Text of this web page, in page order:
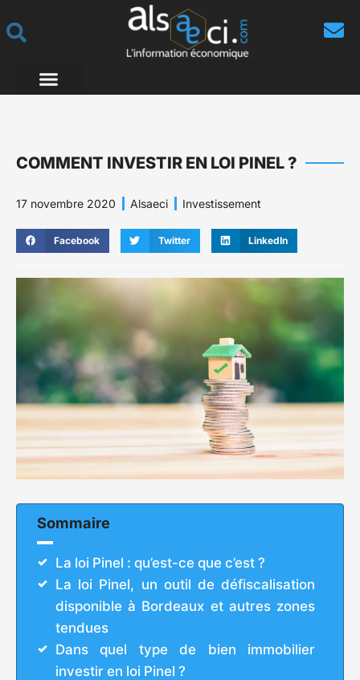
COMMENT INVESTIR EN LOI PINEL ?
17 novembre 2020 Alsaeci Investissement
Facebook Twitter LinkedIn
Sommaire
La loi Pinel : qu’est-ce que c’est ?
La loi Pinel, un outil de défiscalisation
disponible à Bordeaux et autres zones
tendues
Dans quel type de bien immobilier
investir en loi Pinel ?